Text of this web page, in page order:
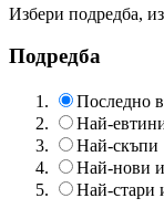
Избери подредба,
Подредба
Последно
Най-
Най-скъпи
Най-нови
Най-стари